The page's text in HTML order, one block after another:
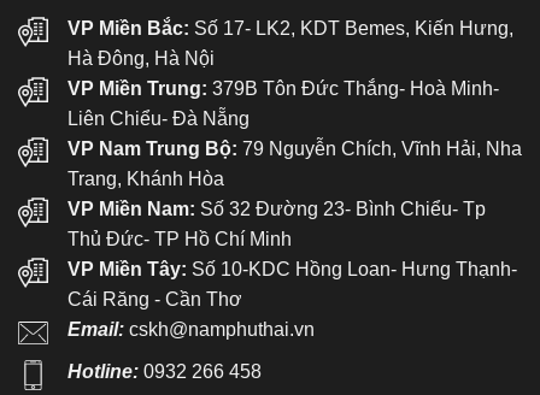
VP Miền Bắc: Số 17- LK2, KDT Bemes, Kiến Hưng,
Hà Đông, Hà Nội
VP Miền Trung: 379B Tôn Đức Thắng- Hoà Minh-
Liên Chiểu- Đà Nẵng
VP Nam Trung Bộ: 79 Nguyễn Chích, Vĩnh Hải, Nha
Trang, Khánh Hòa
VP Miền Nam: Số 32 Đường 23- Bình Chiểu- Tp
Thủ Đức- TP Hồ Chí Minh
VP Miền Tây: Số 10-KDC Hồng Loan- Hưng Thạnh-
Cái Răng - Cần Thơ
Email: cskh@namphuthai.vn
Hotline: 0932 266 458